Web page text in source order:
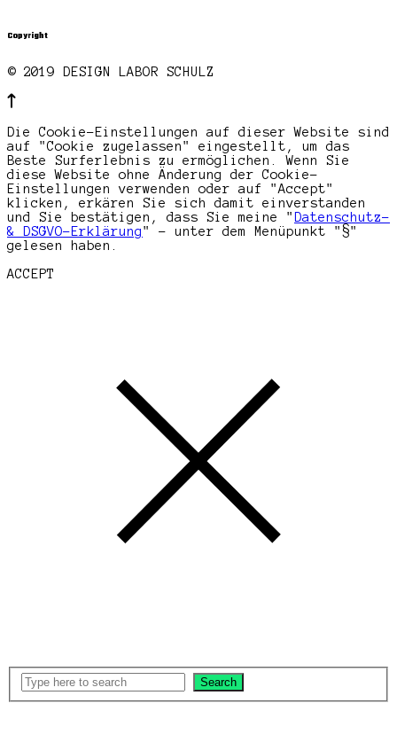
Copyright
© 2019 DESIGN LABOR SCHULZ
Die Cookie-Einstellungen auf dieser Website sind
auf "Cookie zugelassen" eingestellt, um das
Beste Surferlebnis zu ermöglichen. Wenn Sie
diese Website ohne Änderung der Cookie-
Einstellungen verwenden oder auf "Accept"
klicken, erkären Sie sich damit einverstanden
und Sie bestätigen, dass Sie meine " Datenschutz-
& DSGVO-Erklärung" - unter dem Menüpunkt "§"
gelesen haben.
ACCEPT